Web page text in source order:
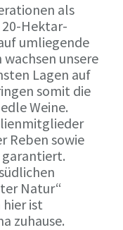
als
Hektar-
umliegende
unsere
Lagen auf
somit die
Weine.
Reben sowie
garantiert.
Natur“
ist
zuhause.